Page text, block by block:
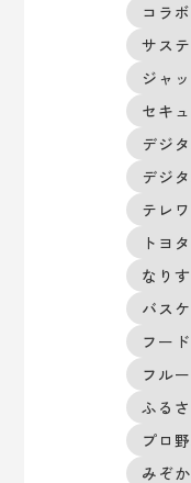
コラボ
サス
ジャ
セキ
デジ
デジ
テレ
トヨ
なり
バス
フー
フル
ふる
プロ
みぞ